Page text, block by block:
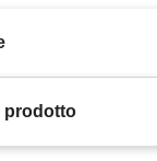
prodotto